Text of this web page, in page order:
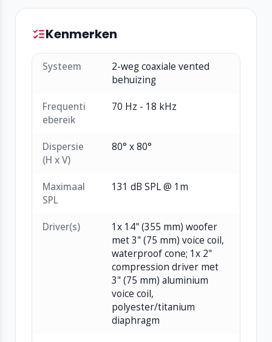
Actieve 2-weg coaxiale monitor met 14” woofer
en 2” HF-driver
heldere monitoring
Frequentiebereik van 70 Hz – 18 kHz
dekking
CORE-DSP met 96kHz processing, FIR-filters
Class-D versterker met 900W LF + 300W HF
Waterafstotende woofer en robuuste 15 mm
berkenhouten behuizing
Twee monitorhoeken (45° en 55°) voor
optimale plaatsing
Dual-angle pole mount voor gebruik als FOH-
Ideaal voor live-podia, theater, televisie,
corporate AV en outdoor gebruik
Kenmerken
Systeem
2-weg coaxiale vented
behuizing
Frequenti
ebereik
70 Hz - 18 kHz
Dispersie
(H x V)
80° x 80°
Maximaal
SPL
131 dB SPL @ 1m
Driver(s)
1x 14" (355 mm) woofer
met 3" (75 mm) voice coil,
waterproof cone; 1x 2"
compression driver met
3" (75 mm) aluminium
voice coil,
polyester/titanium
diaphragm